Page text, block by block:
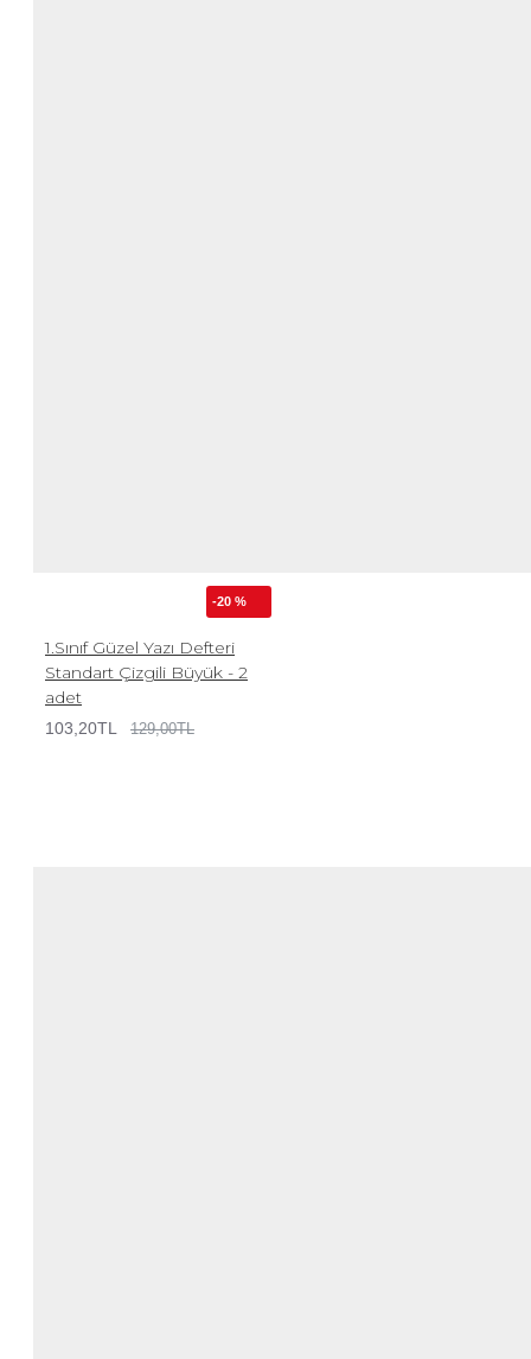
-20 %
1.Sınıf Güzel Yazı Defteri
Standart Çizgili Büyük - 2
adet
103,20TL 129,00TL